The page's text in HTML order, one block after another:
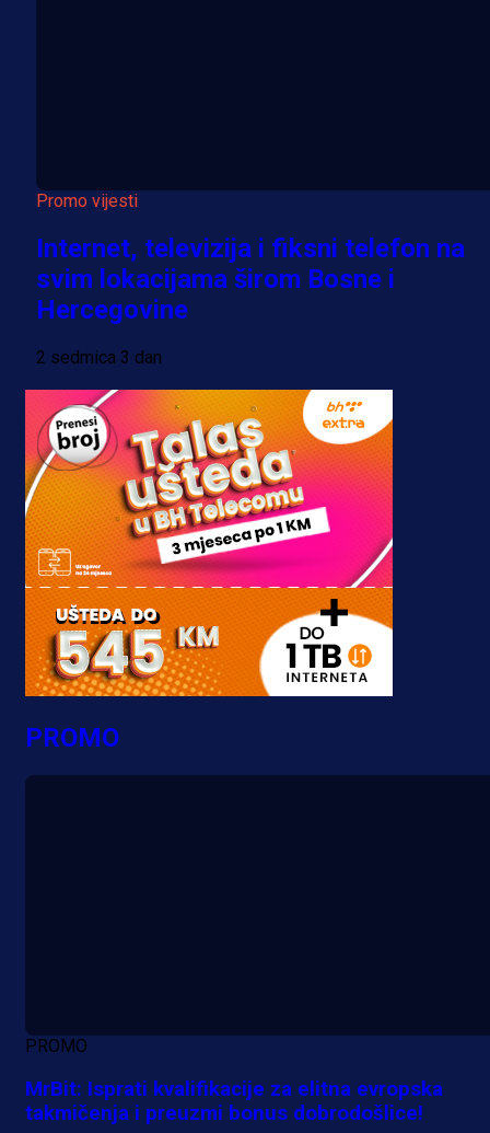
Promo vijesti
Internet, televizija i fiksni telefon na
svim lokacijama širom Bosne i
Hercegovine
2 sedmica 3 dan
PROMO
PROMO
MrBit: Isprati kvalifikacije za elitna evropska
takmičenja i preuzmi bonus dobrodošlice!